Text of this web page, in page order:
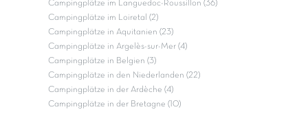
Campingplätze im Languedoc-Roussillon (36)
Campingplätze im Loiretal (2)
Campingplätze in Aquitanien (23)
Campingplätze in Argelès-sur-Mer (4)
Campingplätze in Belgien (3)
Campingplätze in den Niederlanden (22)
Campingplätze in der Ardèche (4)
Campingplätze in der Bretagne (10)